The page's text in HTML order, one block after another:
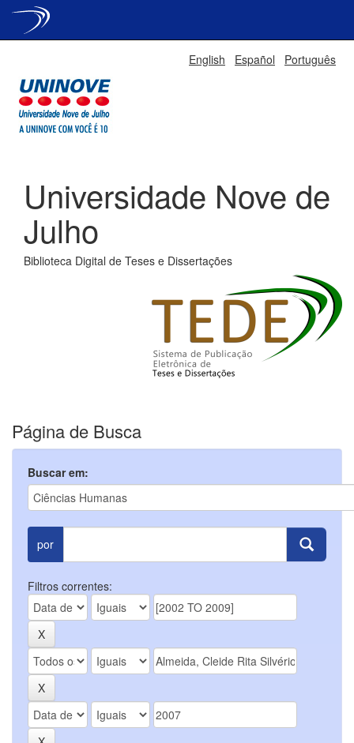
English Español Português
Universidade Nove de
Julho
Biblioteca Digital de Teses e Dissertações
Página de Busca
Buscar em:
por
Filtros correntes: